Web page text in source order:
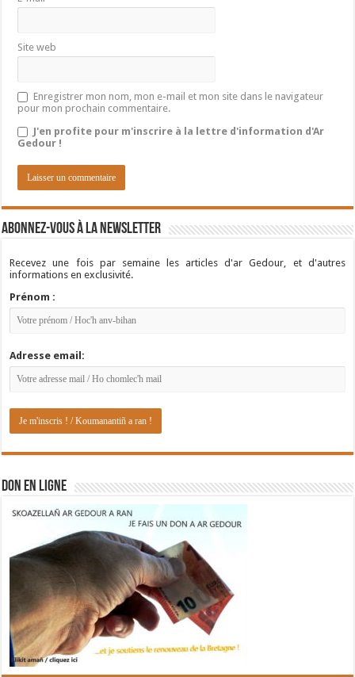
Site web
Enregistrer mon nom, mon e-mail et mon site dans le navigateur
pour mon prochain commentaire.
J'en profite pour m'inscrire à la lettre d'information d'Ar
Gedour !
Abonnez-vous à la newsletter
Recevez une fois par semaine les articles d'ar Gedour, et d'autres
informations en exclusivité.
Prénom :
Adresse email:
DON EN LIGNE